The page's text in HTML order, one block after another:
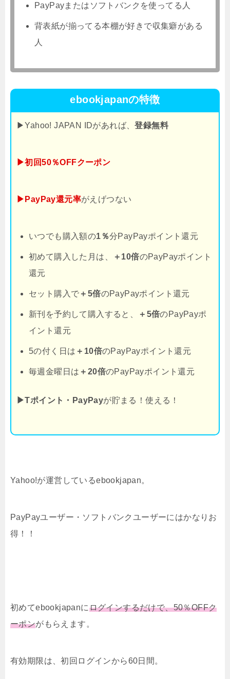
PayPayまたはソフトバンクを使ってる人
背表紙が揃ってる本棚が好きで収集癖がある
人
ebookjapanの特徴
▶Yahoo! JAPAN IDがあれば、登録無料
▶初回50％OFFクーポン
▶PayPay還元率がえげつない
いつでも購入額の1％分PayPayポイント還元
初めて購入した月は、 ＋10倍のPayPayポイント
還元
セット購入で ＋5倍のPayPayポイント還元
新刊を予約して購入すると、 ＋5倍のPayPayポ
イント還元
5の付く日は ＋10倍のPayPayポイント還元
毎週金曜日は ＋20倍のPayPayポイント還元
▶Tポイント・PayPayが貯まる！使える！
Yahoo!が運営しているebookjapan。
PayPayユーザー・ソフトバンクユーザーにはかなりお
得！！
初めてebookjapanにログインするだけで、50％OFFク
ーポンがもらえます。
有効期限は、初回ログインから60日間。